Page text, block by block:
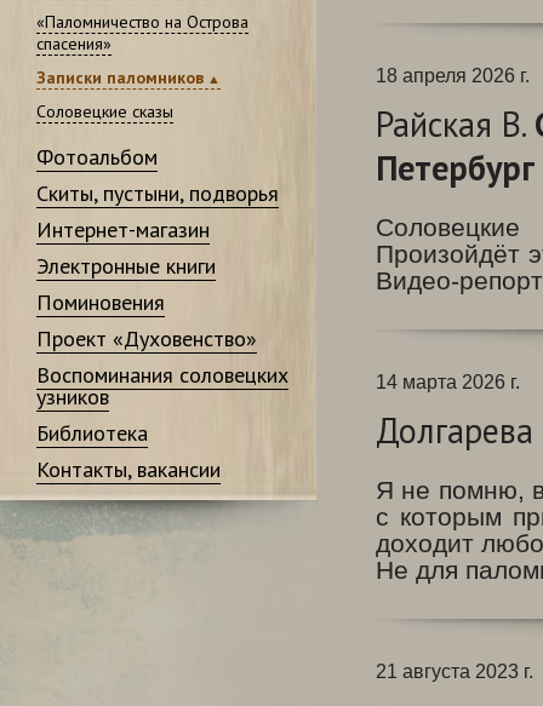
«Паломничество на Острова
спасения»
Записки паломников
Соловецкие сказы
Фотоальбом
Скиты, пустыни, подворья
Интернет-магазин
Электронные книги
Поминовения
Проект «Духовенство»
Воспоминания соловецких
узников
Библиотека
Контакты, вакансии
18 апреля 2026 г.
Райская В.
Произойдёт
Видео-
14 марта 2026 г.
Я не помню,
с которым
доходит
Не для
21 августа 2023 г.